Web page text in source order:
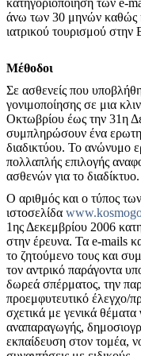
κατηγοριοποίηση των e-
άνω των 30 μηνών καθώς
ιατρικού τουρισμού στην
Μέθοδοι
Σε ασθενείς που
γονιμοποίησης σε μια
Οκτωβρίου έως την 31η
συμπληρώσουν ένα
διαδικτύου. Το ανώνυμο
πολλαπλής επιλογής
ασθενών για το διαδίκτυο.
Ο αριθμός και ο τύπος
ιστοσελίδα
1ης Δεκεμβρίου 2006
στην έρευνα. Τα e-mails
το ζητούμενο τους και
τον αντρικό παράγοντα
δωρεά σπέρματος, την
προεμφυτευτικό έλεγχο/
σχετικά με γενικά
αναπαραγωγής,
εκπαίδευση στον τομέα,